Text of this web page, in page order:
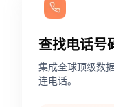
查找电话号
集成全球顶级数
连电话。